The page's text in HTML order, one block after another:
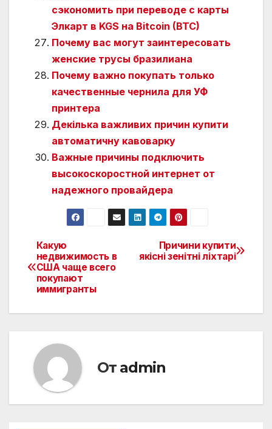
сэкономить при переводе с карты
Элкарт в KGS на Bitcoin (BTC)
Почему вас могут заинтересовать
женские трусы бразилиана
Почему важно покупать только
качественные чернила для УФ
принтера
Декілька важливих причин купити
автоматичну кавоварку
Важные причины подключить
высокоскоростной интернет от
надежного провайдера
Навигация
по
записям
Причини купити
якісні зенітні ліхтарі
Какую
недвижимость в
США чаще всего
покупают
иммигранты
От admin